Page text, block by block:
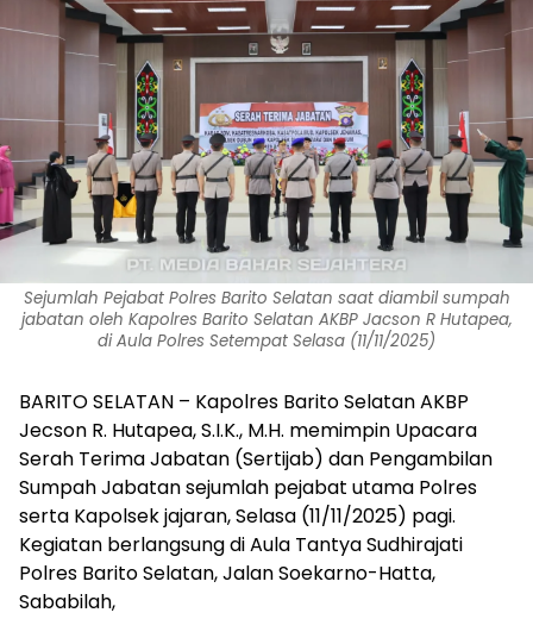
Sejumlah Pejabat Polres Barito Selatan saat diambil sumpah
jabatan oleh Kapolres Barito Selatan AKBP Jacson R Hutapea,
di Aula Polres Setempat Selasa (11/11/2025)
BARITO SELATAN – Kapolres Barito Selatan AKBP
Jecson R. Hutapea, S.I.K., M.H. memimpin Upacara
Serah Terima Jabatan (Sertijab) dan Pengambilan
Sumpah Jabatan sejumlah pejabat utama Polres
serta Kapolsek jajaran, Selasa (11/11/2025) pagi.
Kegiatan berlangsung di Aula Tantya Sudhirajati
Polres Barito Selatan, Jalan Soekarno-Hatta,
Sababilah,